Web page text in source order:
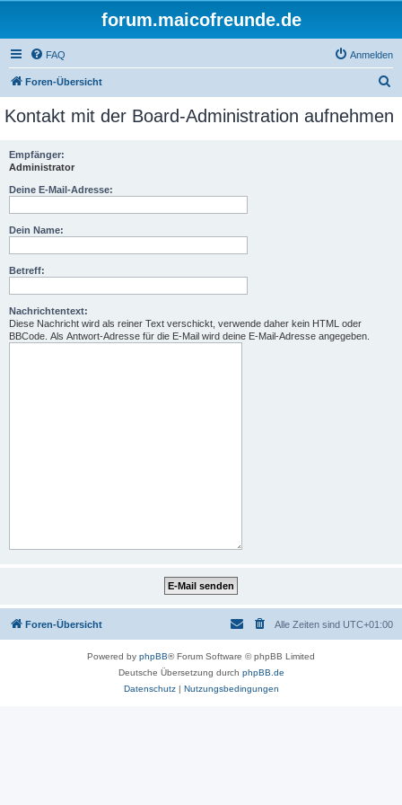
forum.maicofreunde.de
FAQ Anmelden
Foren-Übersicht
c
Kontakt mit der Board-Administration aufnehmen
Empfänger:
Administrator
Deine E-Mail-Adresse:
Dein Name:
Betreff:
Nachrichtentext:
Diese Nachricht wird als reiner Text verschickt, verwende daher kein HTML oder
BBCode. Als Antwort-Adresse für die E-Mail wird deine E-Mail-Adresse angegeben.
Foren-Übersicht Alle Zeiten sind UTC+01:00
Powered by phpBB® Forum Software © phpBB Limited
Deutsche Übersetzung durch phpBB.de
Datenschutz| Nutzungsbedingungen